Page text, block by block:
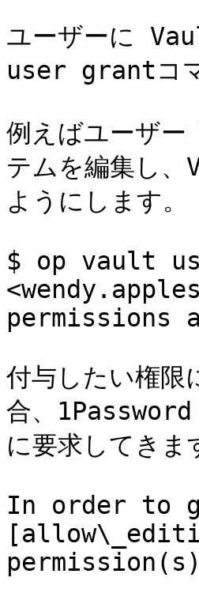
ユーザーに
user grantコ
例えばユーザ
テムを編集し
ようにします。
$ op vault
permissions
付与したい権限
合、
に要求してきま
In order to